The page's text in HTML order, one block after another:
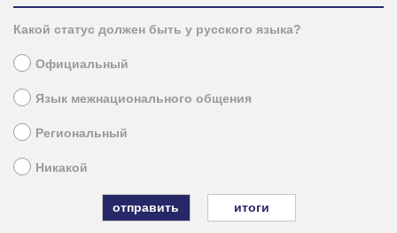
Какой статус должен быть у русского языка?
Официальный
Язык межнационального общения
Региональный
Никакой
итоги